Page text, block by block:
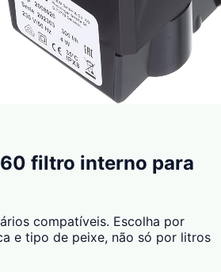
filtro interno para
compatíveis. Escolha por
e tipo de peixe, não só por litros